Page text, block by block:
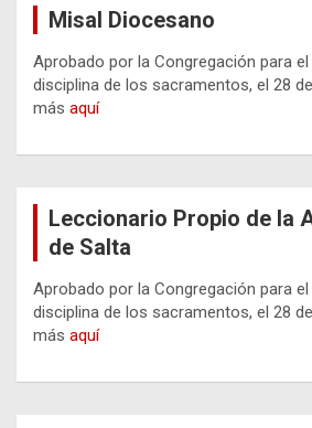
Misal Diocesano
Aprobado por la Congregación para
disciplina de los sacramentos, el 28
más aquí
Leccionario Propio de la
de Salta
Aprobado por la Congregación para
disciplina de los sacramentos, el 28
más aquí